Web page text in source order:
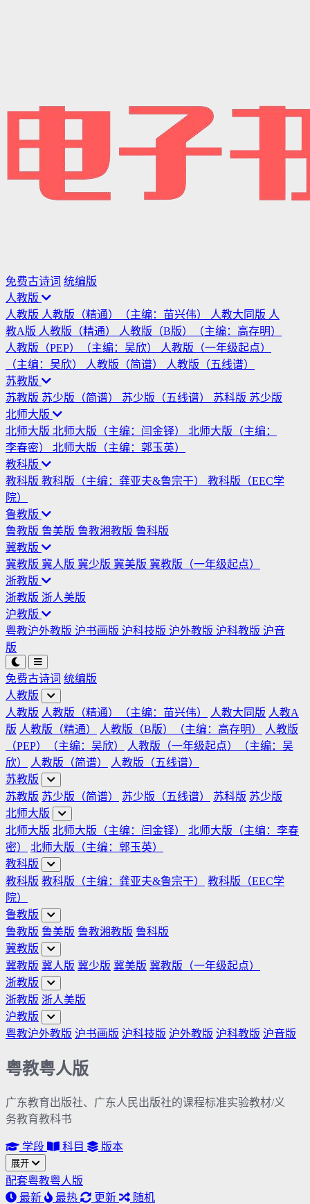
免费古诗词 统编版
人教版
人教版 人教版（精通）（主编：苗兴伟） 人教大同版 人
教A版 人教版（精通）
人教版（B版）（主编：高存明）
人教版（PEP）（主编：吴欣）
人教版（一年级起点）
（主编：吴欣）
人教版（简谱）
人教版（五线谱）
苏教版
苏教版 苏少版（简谱） 苏少版（五线谱） 苏科版 苏少版
北师大版
北师大版 北师大版（主编：闫金铎） 北师大版（主编：
李春密） 北师大版（主编：郭玉英）
教科版
教科版 教科版（主编：龚亚夫&鲁宗干） 教科版（EEC学
院）
鲁教版
鲁教版 鲁美版 鲁教湘教版 鲁科版
冀教版
冀教版 冀人版 冀少版 冀美版 冀教版（一年级起点）
浙教版
浙教版 浙人美版
沪教版
粤教沪外教版 沪书画版 沪科技版 沪外教版 沪科教版 沪音
版
免费古诗词 统编版
人教版
人教版 人教版（精通）（主编：苗兴伟） 人教大同版 人教A
版 人教版（精通） 人教版（B版）（主编：高存明）
人教版
（PEP）（主编：吴欣）
人教版（一年级起点）（主编：吴
欣）
人教版（简谱）
人教版（五线谱）
苏教版
苏教版 苏少版（简谱） 苏少版（五线谱） 苏科版 苏少版
北师大版
北师大版 北师大版（主编：闫金铎）
北师大版（主编：李春
密）
北师大版（主编：郭玉英）
教科版
教科版 教科版（主编：龚亚夫&鲁宗干）
教科版（EEC学
院）
鲁教版
鲁教版 鲁美版 鲁教湘教版 鲁科版
冀教版
冀教版 冀人版 冀少版 冀美版 冀教版（一年级起点）
浙教版
浙教版 浙人美版
沪教版
粤教沪外教版 沪书画版 沪科技版 沪外教版 沪科教版 沪音版
粤教粤人版
广东教育出版社、广东人民出版社的课程标准实验教材/义
务教育教科书
学段 科目 版本
展开
配套粤教粤人版
最新
最热 更新 随机